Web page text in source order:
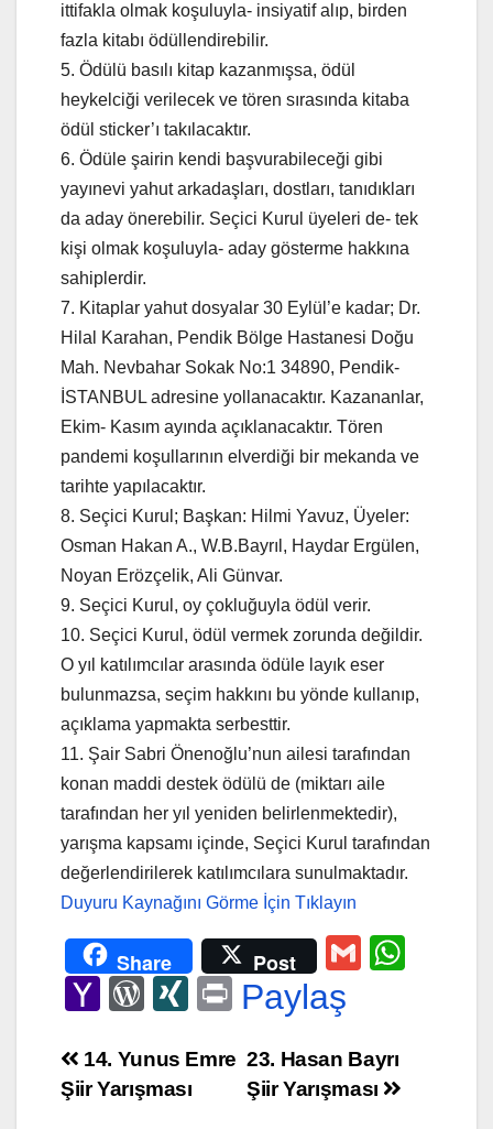
ittifakla olmak koşuluyla- insiyatif alıp, birden
fazla kitabı ödüllendirebilir.
5. Ödülü basılı kitap kazanmışsa, ödül
heykelciği verilecek ve tören sırasında kitaba
ödül sticker’ı takılacaktır.
6. Ödüle şairin kendi başvurabileceği gibi
yayınevi yahut arkadaşları, dostları, tanıdıkları
da aday önerebilir. Seçici Kurul üyeleri de- tek
kişi olmak koşuluyla- aday gösterme hakkına
sahiplerdir.
7. Kitaplar yahut dosyalar 30 Eylül’e kadar; Dr.
Hilal Karahan, Pendik Bölge Hastanesi Doğu
Mah. Nevbahar Sokak No:1 34890, Pendik-
İSTANBUL adresine yollanacaktır. Kazananlar,
Ekim- Kasım ayında açıklanacaktır. Tören
pandemi koşullarının elverdiği bir mekanda ve
tarihte yapılacaktır.
8. Seçici Kurul; Başkan: Hilmi Yavuz, Üyeler:
Osman Hakan A., W.B.Bayrıl, Haydar Ergülen,
Noyan Erözçelik, Ali Günvar.
9. Seçici Kurul, oy çokluğuyla ödül verir.
10. Seçici Kurul, ödül vermek zorunda değildir.
O yıl katılımcılar arasında ödüle layık eser
bulunmazsa, seçim hakkını bu yönde kullanıp,
açıklama yapmakta serbesttir.
11. Şair Sabri Önenoğlu’nun ailesi tarafından
konan maddi destek ödülü de (miktarı aile
tarafından her yıl yeniden belirlenmektedir),
yarışma kapsamı içinde, Seçici Kurul tarafından
değerlendirilerek katılımcılara sunulmaktadır.
Duyuru Kaynağını Görme İçin Tıklayın
Share Post
G
Y
h
o
W
d
Pr
XI
G
Pr
t
Paylaş
Yazı
gezinmesi
23. Hasan Bayrı
Şiir Yarışması
14. Yunus Emre
Şiir Yarışması